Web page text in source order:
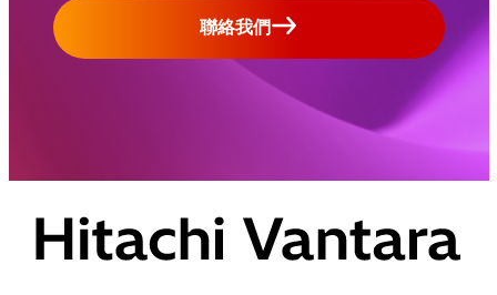
聯絡我們